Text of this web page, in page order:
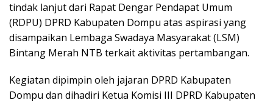
tindak lanjut dari Rapat Dengar Pendapat Umum
(RDPU) DPRD Kabupaten Dompu atas aspirasi yang
disampaikan Lembaga Swadaya Masyarakat (LSM)
Bintang Merah NTB terkait aktivitas pertambangan.
Kegiatan dipimpin oleh jajaran DPRD Kabupaten
Dompu dan dihadiri Ketua Komisi III DPRD Kabupaten